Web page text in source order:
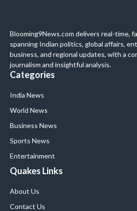
Blooming9News.com delivers real-time,
spanning Indian politics, global affairs,
business, and regional updates, with a
journalism and insightful analysis.
Categories
India News
World News
Business News
Sports News
Entertainment
Quakes Links
About Us
Contact Us